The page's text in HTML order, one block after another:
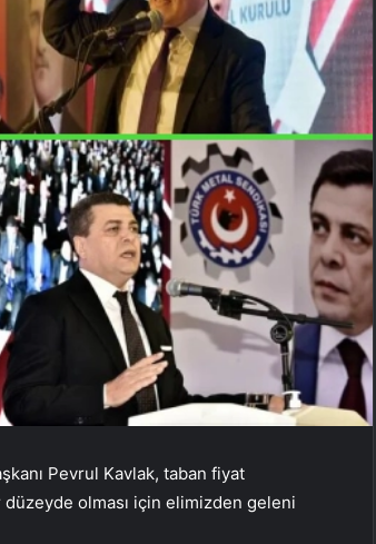
Pevrul Kavlak, taban fiyat
olması için elimizden geleni